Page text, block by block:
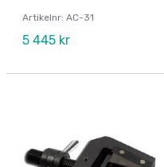
Artikelnr: AC-31
5 445 kr